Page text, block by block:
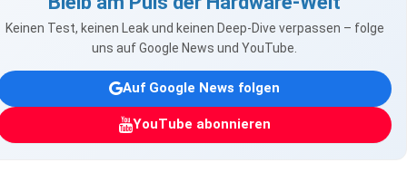
Keinen Test, keinen Leak und keinen Deep-Dive verpassen – folge
uns auf Google News und YouTube.
Auf Google News folgen
YouTube abonnieren